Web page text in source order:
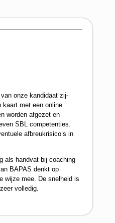
onze kandidaat zij-
kaart met een online
worden afgezet en
SBL competenties.
afbreukrisico’s in
als handvat bij coaching
BAPAS denkt op
wijze mee. De snelheid is
volledig.